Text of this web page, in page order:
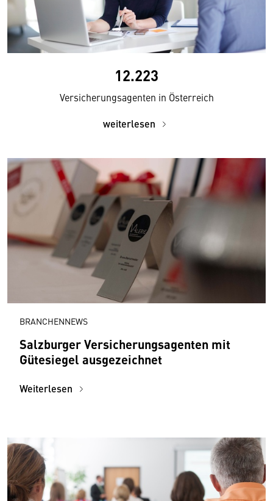
12.223
Versicherungsagenten in Österreich
weiterlesen
BRANCHENNEWS
Salzburger Versicherungsagenten mit
Gütesiegel ausgezeichnet
Weiterlesen